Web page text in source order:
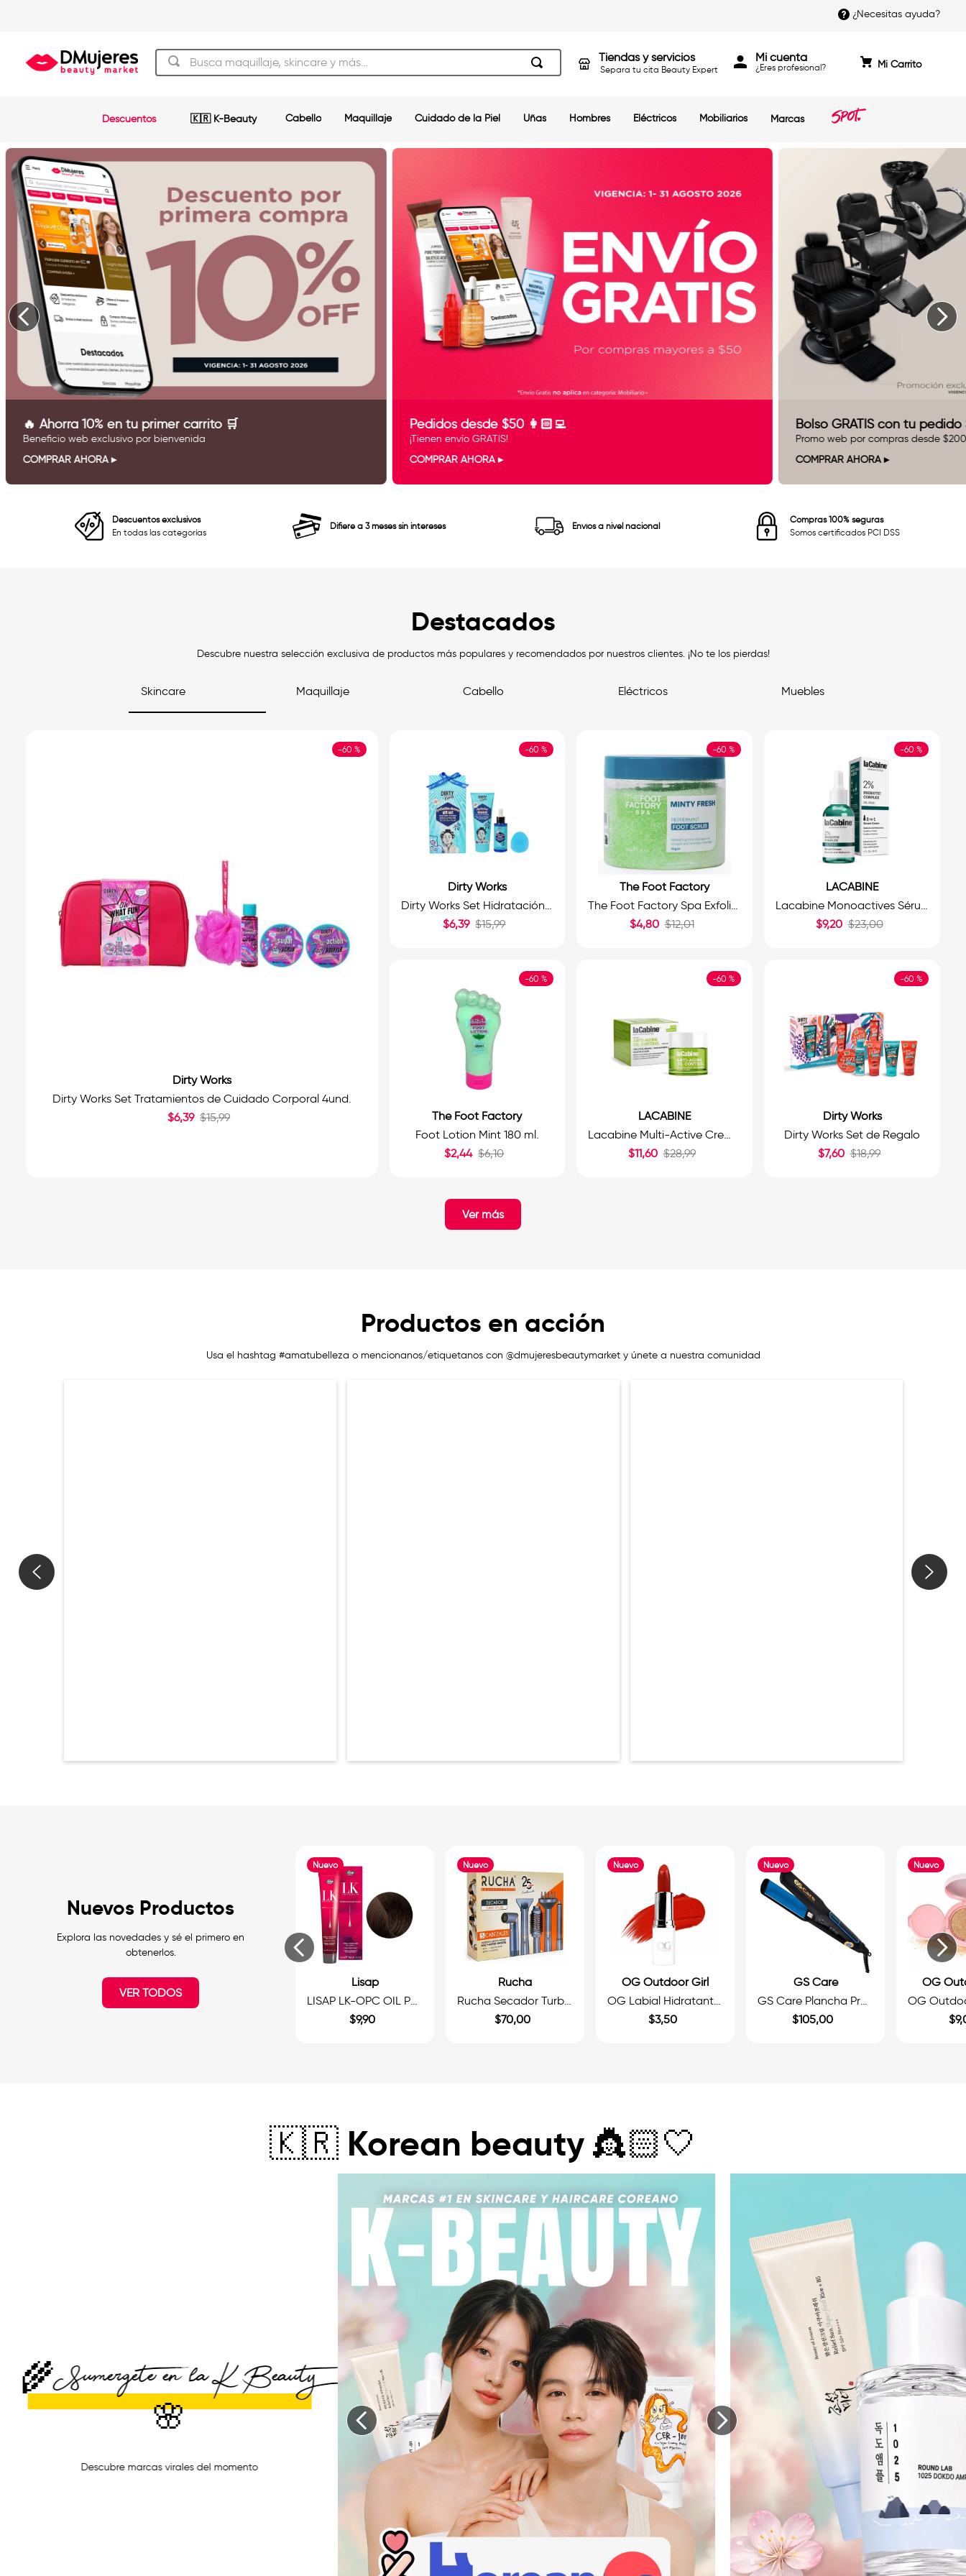
¿Necesitas ayuda?
Busca maquillaje, skincare y más… Tiendas y servicios
Separa tu cita Beauty Expert
Mi cuenta
Descuentos 🇰🇷 K-Beauty Cabello Maquillaje Cuidado de la Piel Uñas Hombres Eléctricos Mobiliarios Marcas
🔥 Ahorra 10% en tu primer carrito 🛒
Beneficio web exclusivo por bienvenida
COMPRAR AHORA
Pedidos desde $50 👩🏻‍💻
¡Tienen envío GRATIS!
COMPRAR AHORA
Bolso GRATIS con tu
Promo web por compras desde
COMPRAR AHORA
Descuentos exclusivos
En todas las categorías
Difiere a 3 meses sin intereses Envíos a nivel nacional
Compras 100% seguras
Somos certificados PCI DSS
Destacados
Descubre nuestra selección exclusiva de productos más populares y recomendados por nuestros clientes. ¡No te los pierdas!
Skincare Maquillaje Cabello Eléctricos Muebles
-60 %
Dirty Works
Dirty Works Set Tratamientos de Cuidado Corporal 4und.
$6,39 $15,99
-60 %
Dirty Works
Dirty Works Set Hidratación Facial 3und.
$6,39 $15,99
-60 %
The Foot Factory
The Foot Factory Spa Exfoliante para pies con Menta Fresca 400g.
$4,80 $12,01
-60 %
LACABINE
Lacabine Monoactives Sérum Crema 2% Prebiotic Complex 30ml.
$9,20 $23,00
-60 %
The Foot Factory
Foot Lotion Mint 180 ml.
$2,44 $6,10
-60 %
LACABINE
$11,60 $28,99
-60 %
Dirty Works
Dirty Works Set de Regalo
$7,60 $18,99
Ver más
Productos en acción
Usa el hashtag #amatubelleza o mencionanos/etiquetanos con @dmujeresbeautymarket y únete a nuestra comunidad
Nuevos Productos
Explora las novedades y sé el primero en
obtenerlos.
VER TODOS
Nuevo
Lisap
LISAP LK-OPC OIL PROTECTION COMPLEX TINTE TUBO 100ML
$9,90
Nuevo
Rucha
Rucha Secador Turbo Styler 5en1 Lila 700W
$70,00
Nuevo
OG Outdoor Girl
OG Labial Hidratante 3.8g
$3,50
Nuevo
GS Care
GS Care Plancha Profesional de Cerámica con Ácido Hialurónico 1 1/2”
$105,00
Nuevo
OG
$9,
🇰🇷 Korean beauty 👸🏻🤍
🌾 Sumergete en la K-Beauty
🌸
Descubre marcas virales del momento
3 plancha
4. shampoo
5. keratina
6. pestañas
uñas
brochas